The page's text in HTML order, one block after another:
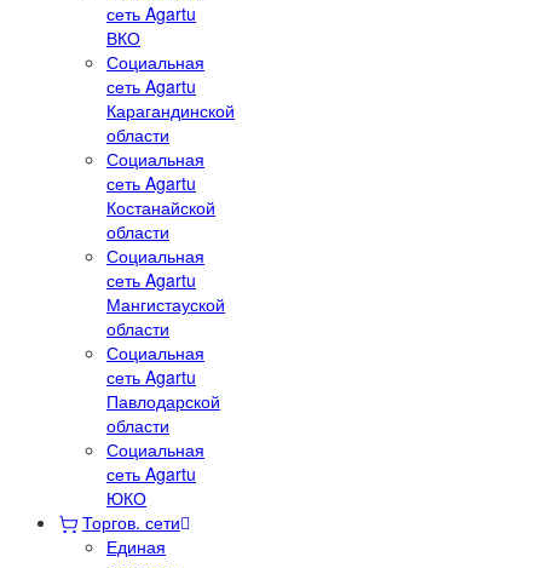
сеть Agartu
ВКО
Социальная
сеть Agartu
Карагандинской
области
Социальная
сеть Agartu
Костанайской
области
Социальная
сеть Agartu
Мангистауской
области
Социальная
сеть Agartu
Павлодарской
области
Социальная
сеть Agartu
ЮКО
Торгов. сети
Единая